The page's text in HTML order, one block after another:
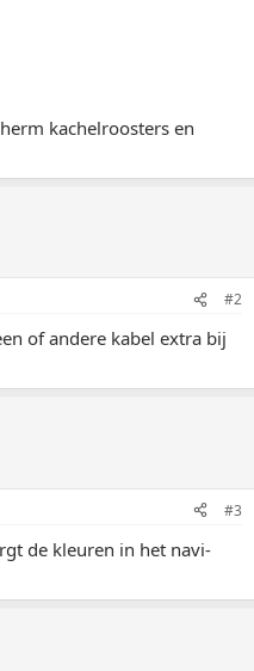
kachelroosters en
#2
of andere kabel extra bij
#3
de kleuren in het navi-